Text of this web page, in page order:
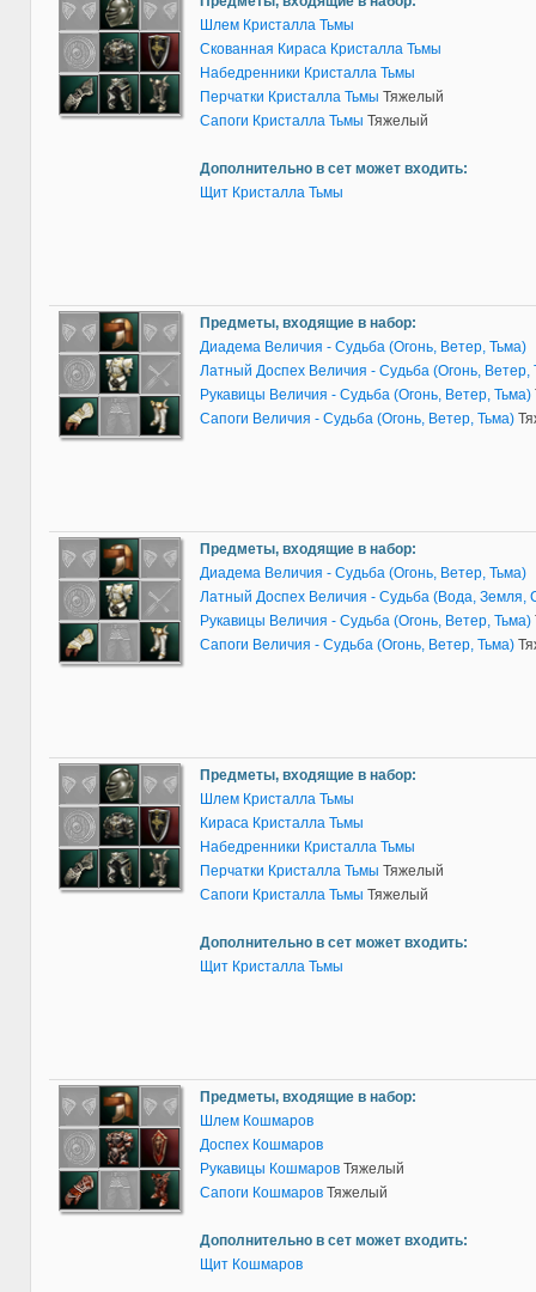
Шлем Кристалла Тьмы
Скованная Кираса Кристалла Тьмы
Набедренники Кристалла Тьмы
Перчатки Кристалла Тьмы Тяжелый
Сапоги Кристалла Тьмы Тяжелый
Дополнительно в сет может входить:
Щит Кристалла Тьмы
Предметы, входящие в набор:
Диадема Величия - Судьба (Огонь, Ветер, Тьма)
Латный Доспех Величия - Судьба (Огонь, Ветер,
Рукавицы Величия - Судьба (Огонь, Ветер, Тьма)
Сапоги Величия - Судьба (Огонь, Ветер, Тьма)
Предметы, входящие в набор:
Диадема Величия - Судьба (Огонь, Ветер, Тьма)
Латный Доспех Величия - Судьба (Вода, Земля,
Рукавицы Величия - Судьба (Огонь, Ветер, Тьма)
Сапоги Величия - Судьба (Огонь, Ветер, Тьма)
Предметы, входящие в набор:
Шлем Кристалла Тьмы
Кираса Кристалла Тьмы
Набедренники Кристалла Тьмы
Перчатки Кристалла Тьмы Тяжелый
Сапоги Кристалла Тьмы Тяжелый
Дополнительно в сет может входить:
Щит Кристалла Тьмы
Предметы, входящие в набор:
Шлем Кошмаров
Доспех Кошмаров
Рукавицы Кошмаров Тяжелый
Сапоги Кошмаров Тяжелый
Дополнительно в сет может входить:
Щит Кошмаров